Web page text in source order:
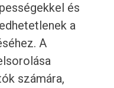
és
a
A
számára,